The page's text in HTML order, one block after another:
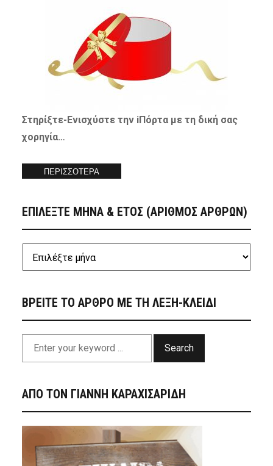
Στηρίξτε-Ενισχύστετην iΠόρτα με τη δική σας
χορηγία…
ΠΕΡΙΣΣΟΤΕΡΑ
ΕΠΙΛΕΞΤΕ ΜΗΝΑ & ΕΤΟΣ (ΑΡΙΘΜΟΣ ΑΡΘΡΩΝ)
ΒΡΕΙΤΕ ΤΟ ΑΡΘΡΟ ΜΕ ΤΗ ΛΕΞΗ-ΚΛΕΙΔΙ
Search
ΑΠΟ ΤΟΝ ΓΙΑΝΝΗ ΚΑΡΑΧΙΣΑΡΙΔΗ